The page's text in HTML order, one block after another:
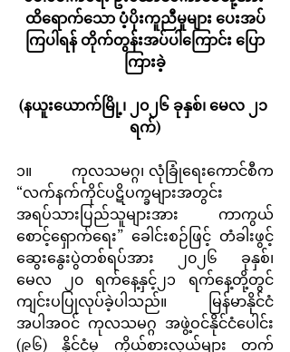
ထိရောက်သော ပံ့ပိုးကူညီမှုများ ပေးအပ်
ကြပါရန် တိုက်တွန်းအပ်ပါကြောင်း ပြော
ကြားခဲ့
(နယူးယောက်မြို့၊ ၂၀၂၆ ခုနှစ်၊ မေလ ၂၁
ရက်)
၁။        ကုလသမဂ္ဂ၊ လုံခြုံရေးကောင်စီက
“လက်နက်ကိုင်ပဋိပက္ခများအတွင်း
အရပ်သားပြည်သူများအား ကာကွယ်
စောင့်ရှောက်ရေး” ခေါင်းစဉ်ဖြင့် တံခါးဖွင့်
ဆွေးနွေးပွဲတစ်ရပ်အား ၂၀၂၆ ခုနှစ်၊
ကျင်းပပြုလုပ်ခဲ့ပါသည်။ မြန်မာနိုင်ငံ
အပါအဝင် ကုလသမဂ္ဂ အဖွဲ့ဝင်နိုင်ငံပေါင်း
(၉၆) နိုင်ငံမှ ကိုယ်စားလှယ်များ တက်